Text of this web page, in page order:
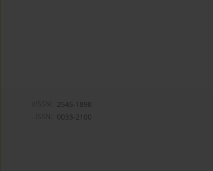
2545-1898
0033-2100